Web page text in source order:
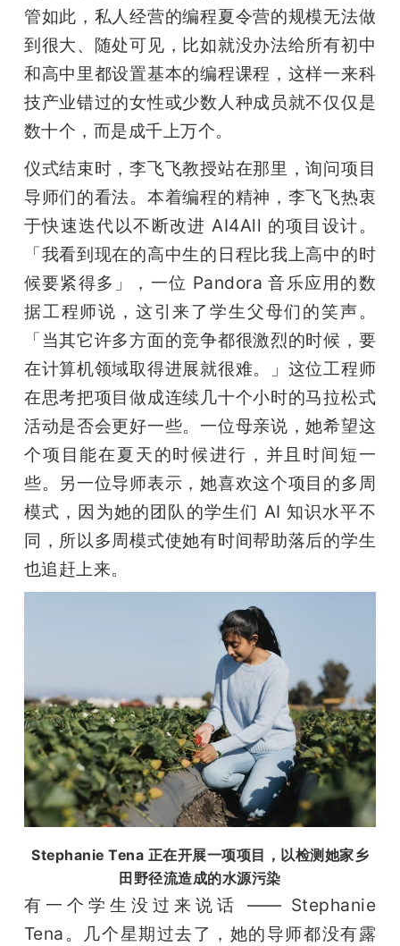
管如此，私人经营的编程夏令营的规模无法做
到很大、随处可见，比如就没办法给所有初中
和高中里都设置基本的编程课程，这样一来科
技产业错过的女性或少数人种成员就不仅仅是
数十个，而是成千上万个。
仪式结束时，李飞飞教授站在那里，询问项目
导师们的看法。本着编程的精神，李飞飞热衷
于快速迭代以不断改进 AI4All 的项目设计。
「我看到现在的高中生的日程比我上高中的时
候要紧得多」，一位 Pandora 音乐应用的数
据工程师说，这引来了学生父母们的笑声。
「当其它许多方面的竞争都很激烈的时候，要
在计算机领域取得进展就很难。」这位工程师
在思考把项目做成连续几十个小时的马拉松式
活动是否会更好一些。一位母亲说，她希望这
个项目能在夏天的时候进行，并且时间短一
些。另一位导师表示，她喜欢这个项目的多周
模式，因为她的团队的学生们 AI 知识水平不
同，所以多周模式使她有时间帮助落后的学生
也追赶上来。
Stephanie Tena 正在开展一项项目，以检测她家乡
田野径流造成的水源污染
有一个学生没过来说话 —— Stephanie
Tena。几个星期过去了，她的导师都没有露